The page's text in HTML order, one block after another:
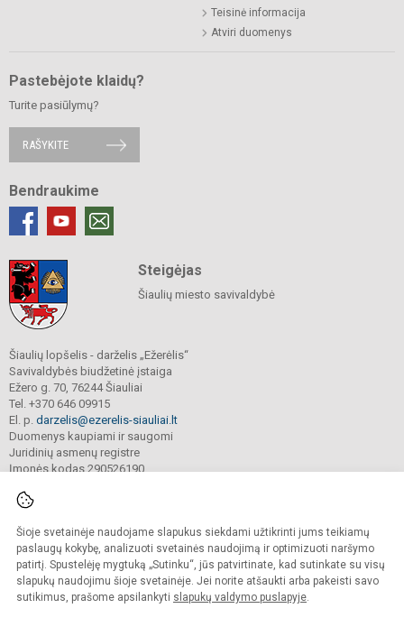
Šioje svetainėje naudojame slapukus siekdami užtikrinti jums teikiamų
paslaugų kokybę, analizuoti svetainės naudojimą ir optimizuoti naršymo
patirtį. Spustelėję mygtuką „Sutinku“, jūs patvirtinate, kad sutinkate su visų
slapukų naudojimu šioje svetainėje. Jei norite atšaukti arba pakeisti savo
sutikimus, prašome apsilankyti slapukų valdymo puslapyje.
Teisinė informacija
Atviri duomenys
Pastebėjote klaidų?
Turite pasiūlymų?
RAŠYKITE
Bendraukime
Steigėjas
Šiaulių miesto savivaldybė
Šiaulių lopšelis - darželis „Ežerėlis“
Savivaldybės biudžetinė įstaiga
Ežero g. 70, 76244 Šiauliai
Tel. +370 646 09915
El. p. darzelis@ezerelis-siauliai.lt
Duomenys kaupiami ir saugomi
Juridinių asmenų registre
Įmonės kodas 290526190
© 2023. Šiaulių lopšelis - darželis „Ežerėlis“. Visos teisės saugomos.
Kopijuoti turinį be raštiško įstaigos administracijos sutikimo griežtai draudžiama.
Versija neįgaliesiems Slapukų valdymas
Sumanus būdas atnaujinti